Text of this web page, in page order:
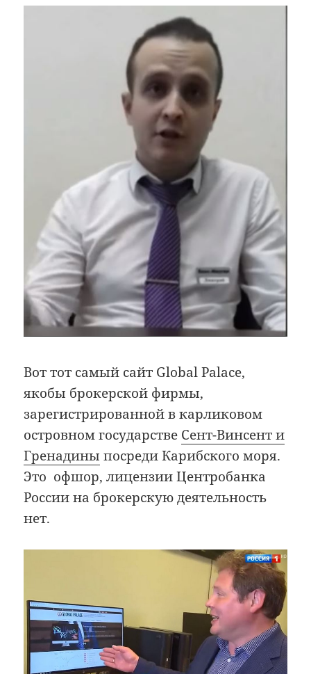
Вот тот самый сайт Global Palace,
якобы брокерской фирмы,
зарегистрированной в карликовом
островном государстве Сент-Винсент и
Гренадины посреди Карибского моря.
Это офшор, лицензии Центробанка
России на брокерскую деятельность
нет.